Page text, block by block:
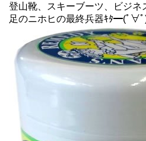
登山靴、スキーブーツ、ビジネ
足のニホヒの最終兵器ｷﾀ━(ﾟ∀